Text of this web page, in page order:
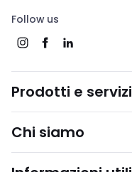
Follow us
Prodotti e servizi
Chi siamo